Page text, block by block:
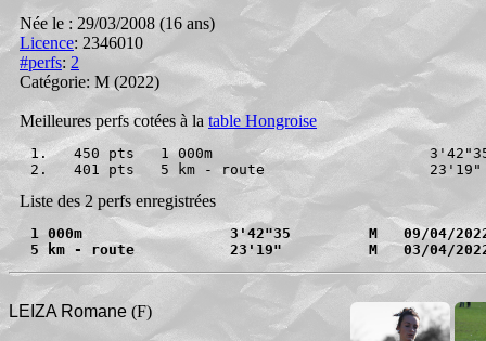
Née le : 29/03/2008 (16 ans)
Licence: 2346010
#perfs: 2
Catégorie: M (2022)
Meilleures perfs cotées à la table Hongroise
1.   450 pts   1 000m
2.   401 pts   5 km - route
Liste des 2 perfs enregistrées
1 000m                 3'42"35         M   09/04/
5 km - route           23'19"          M   03/04/
LEIZA Romane (F)